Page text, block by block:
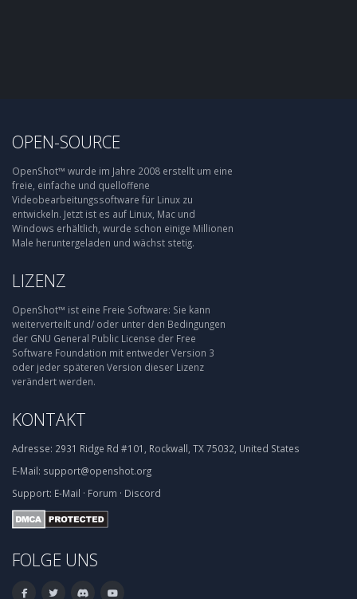
OPEN-SOURCE
OpenShot™ wurde im Jahre 2008 erstellt um eine
freie, einfache und quelloffene
Videobearbeitungssoftware für Linux zu
entwickeln. Jetzt ist es auf Linux, Mac und
Windows erhältlich, wurde schon einige Millionen
Male heruntergeladen und wächst stetig.
LIZENZ
OpenShot™ ist eine Freie Software: Sie kann
weiterverteilt und/ oder unter den Bedingungen
der GNU General Public License der Free
Software Foundation mit entweder Version 3
oder jeder späteren Version dieser Lizenz
verändert werden.
KONTAKT
Adresse: 2931 Ridge Rd #101, Rockwall, TX 75032, United States
E-Mail: support@openshot.org
Support: E-Mail · Forum · Discord
FOLGE UNS